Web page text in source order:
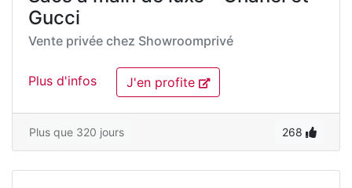
Gucci
Vente privée chez Showroomprivé
Plus d'infos J'en profite
Plus que 320 jours 268